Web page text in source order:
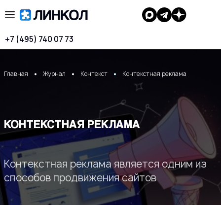
+7 (495) 740 07 73
Главная Журнал Контекст Контекстная реклама
КОНТЕКСТНАЯ РЕКЛАМА
Контекстная реклама является одним из
способов продвижения сайтов